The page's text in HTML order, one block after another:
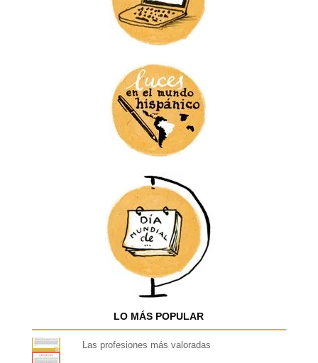
LO MÁS POPULAR
Las profesiones más valoradas